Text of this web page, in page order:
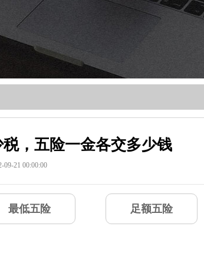
，五险一金各交多少钱
09-21 00:00:00
最低五险 足额五险